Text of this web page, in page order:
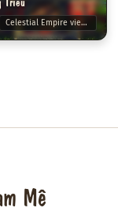
Celestial Empire viet hoa
Mê